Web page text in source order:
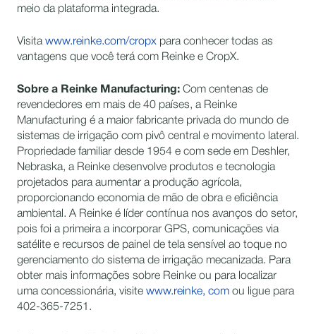
meio da plataforma integrada.
Visita www.reinke.com/cropx para conhecer todas as
vantagens que você terá com Reinke e CropX.
Sobre a Reinke Manufacturing: Com centenas de
revendedores em mais de 40 países, a Reinke
Manufacturing é a maior fabricante privada do mundo de
sistemas de irrigação com pivô central e movimento lateral.
Propriedade familiar desde 1954 e com sede em Deshler,
Nebraska, a Reinke desenvolve produtos e tecnologia
projetados para aumentar a produção agrícola,
proporcionando economia de mão de obra e eficiência
ambiental. A Reinke é líder contínua nos avanços do setor,
pois foi a primeira a incorporar GPS, comunicações via
satélite e recursos de painel de tela sensível ao toque no
gerenciamento do sistema de irrigação mecanizada. Para
obter mais informações sobre Reinke ou para localizar
uma concessionária, visite www.reinke, com ou ligue para
402-365-7251.